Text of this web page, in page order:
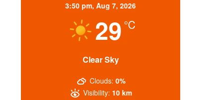
3:50 pm,Aug 7, 2026
29 °C
Clear Sky
Clouds: 0%
Visibility: 10 km